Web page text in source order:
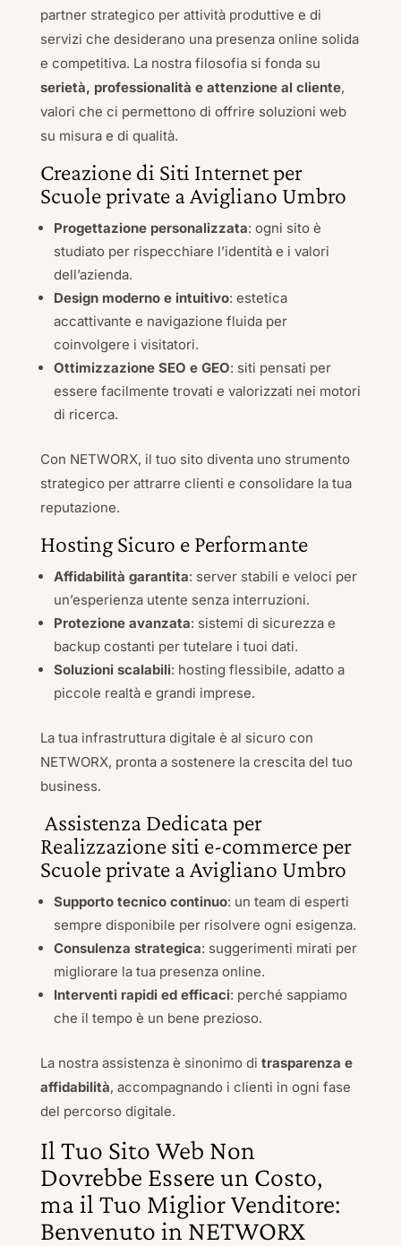
partner strategico per attività produttive e di
servizi che desiderano una presenza online solida
e competitiva. La nostra filosofia si fonda su
serietà, professionalità e attenzione al cliente,
valori che ci permettono di offrire soluzioni web
su misura e di qualità.
Creazione di Siti Internet per
Scuole private a Avigliano Umbro
Progettazione personalizzata: ogni sito è
studiato per rispecchiare l’identità e i valori
dell’azienda.
Design moderno e intuitivo: estetica
accattivante e navigazione fluida per
coinvolgere i visitatori.
Ottimizzazione SEO e GEO: siti pensati per
essere facilmente trovati e valorizzati nei motori
di ricerca.
Con NETWORX, il tuo sito diventa uno strumento
strategico per attrarre clienti e consolidare la tua
reputazione.
Hosting Sicuro e Performante
Affidabilità garantita: server stabili e veloci per
un’esperienza utente senza interruzioni.
Protezione avanzata: sistemi di sicurezza e
backup costanti per tutelare i tuoi dati.
Soluzioni scalabili: hosting flessibile, adatto a
piccole realtà e grandi imprese.
La tua infrastruttura digitale è al sicuro con
NETWORX, pronta a sostenere la crescita del tuo
business.
Assistenza Dedicata per
Realizzazione siti e-commerce per
Scuole private a Avigliano Umbro
Supporto tecnico continuo: un team di esperti
sempre disponibile per risolvere ogni esigenza.
Consulenza strategica: suggerimenti mirati per
migliorare la tua presenza online.
Interventi rapidi ed efficaci: perché sappiamo
che il tempo è un bene prezioso.
La nostra assistenza è sinonimo di trasparenza e
affidabilità, accompagnando i clienti in ogni fase
del percorso digitale.
Il Tuo Sito Web Non
Dovrebbe Essere un Costo,
ma il Tuo Miglior Venditore:
Benvenuto in NETWORX